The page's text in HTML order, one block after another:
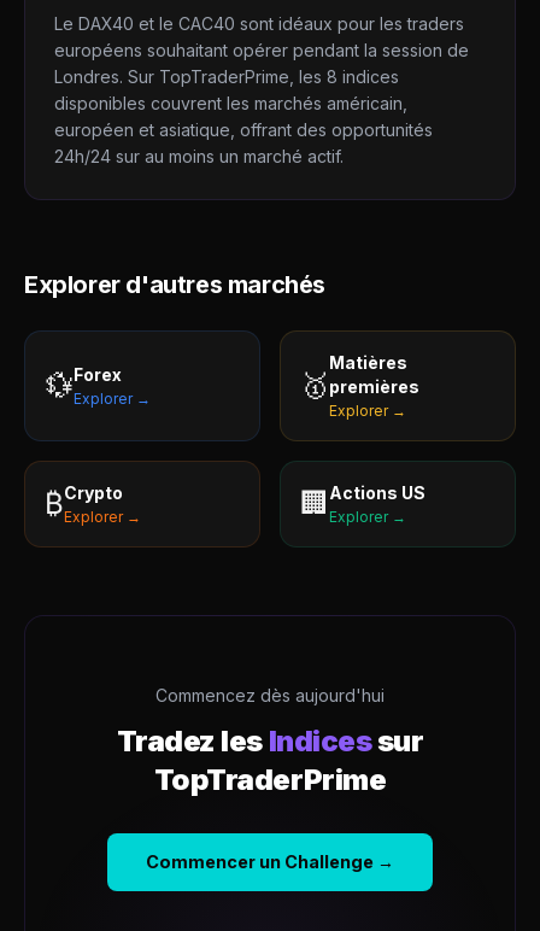
Le DAX40 et le CAC40 sont idéaux pour les traders
européens souhaitant opérer pendant la session de
Londres. Sur TopTraderPrime, les 8 indices
disponibles couvrent les marchés américain,
européen et asiatique, offrant des opportunités
24h/24 sur au moins un marché actif.
Explorer d'autres marchés
💱Forex
Explorer → 🥇
Matières
premières
Explorer →
₿Crypto
Explorer → 🏢 Actions US
Explorer →
Commencez dès aujourd'hui
Tradez les Indicessur
TopTraderPrime
Commencer un Challenge →